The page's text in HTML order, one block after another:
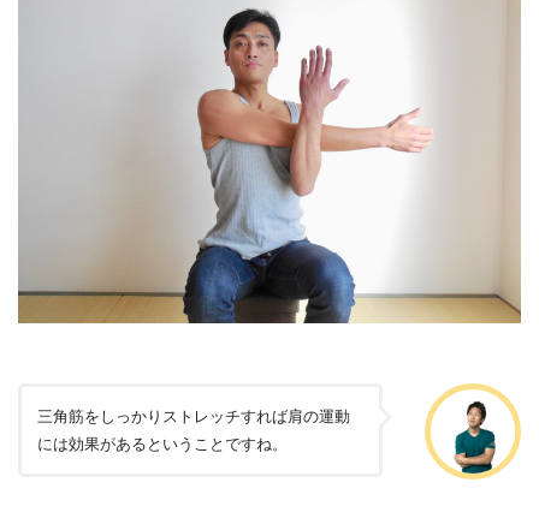
三角筋をしっかりストレッチすれば肩の運動
には効果があるということですね。